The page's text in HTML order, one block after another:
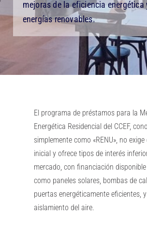
mejoras de la eficiencia energética
energías renovables.
El programa de préstamos para la
Energética Residencial del CCEF,
simplemente como «RENU», no
inicial y ofrece tipos de interés
mercado, con financiación
como paneles solares, bombas de
puertas energéticamente eficientes,
aislamiento del aire.